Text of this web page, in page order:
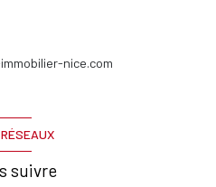
nice.com
suivre